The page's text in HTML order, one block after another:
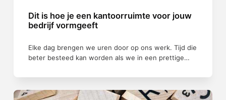
Dit is hoe je een kantoorruimte voor jouw
bedrijf vormgeeft
Elke dag brengen we uren door op ons werk. Tijd die
beter besteed kan worden als we in een prettige…